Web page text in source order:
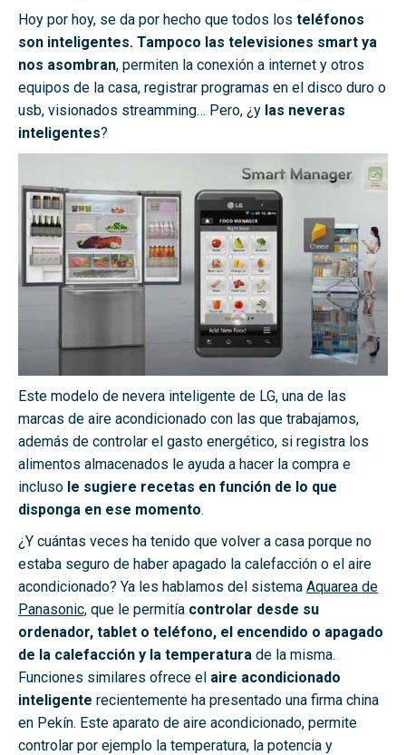
Hoy por hoy, se da por hecho que todos los teléfonos
son inteligentes. Tampoco las televisiones smart ya
nos asombran, permiten la conexión a internet y otros
equipos de la casa, registrar programas en el disco duro o
usb, visionados streamming… Pero, ¿y las neveras
inteligentes?
Este modelo de nevera inteligente de LG, una de las
marcas de aire acondicionado con las que trabajamos,
además de controlar el gasto energético, si registra los
alimentos almacenados le ayuda a hacer la compra e
incluso le sugiere recetas en función de lo que
disponga en ese momento.
¿Y cuántas veces ha tenido que volver a casa porque no
estaba seguro de haber apagado la calefacción o el aire
acondicionado? Ya les hablamos del sistema Aquarea de
Panasonic, que le permitía controlar desde su
ordenador, tablet o teléfono, el encendido o apagado
de la calefacción y la temperatura de la misma.
Funciones similares ofrece el aire acondicionado
inteligente recientemente ha presentado una firma china
en Pekín. Este aparato de aire acondicionado, permite
controlar por ejemplo la temperatura, la potencia y